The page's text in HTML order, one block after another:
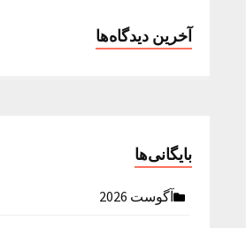
آخرین دیدگاه‌ها
بایگانی‌ها
آگوست 2026